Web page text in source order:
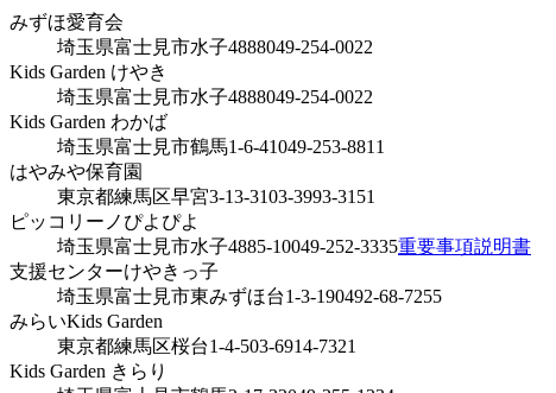
みずほ愛育会
埼玉県富士見市水子4888049-254-0022
Kids Garden けやき
埼玉県富士見市水子4888049-254-0022
Kids Garden わかば
埼玉県富士見市鶴馬1-6-41049-253-8811
はやみや保育園
東京都練馬区早宮3-13-3103-3993-3151
ピッコリーノぴよぴよ
埼玉県富士見市水子4885-10049-252-3335重要事項説明書
支援センターけやきっ子
埼玉県富士見市東みずほ台1-3-190492-68-7255
みらいKids Garden
東京都練馬区桜台1-4-503-6914-7321
Kids Garden きらり